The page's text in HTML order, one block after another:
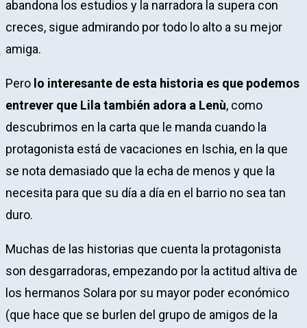
abandona los estudios y la narradora la supera con
creces, sigue admirando por todo lo alto a su mejor
amiga.
Pero lo interesante de esta historia es que podemos
entrever que Lila también adora a Lenù, como
descubrimos en la carta que le manda cuando la
protagonista está de vacaciones en Ischia, en la que
se nota demasiado que la echa de menos y que la
necesita para que su día a día en el barrio no sea tan
duro.
Muchas de las historias que cuenta la protagonista
son desgarradoras, empezando por la actitud altiva de
los hermanos Solara por su mayor poder económico
(que hace que se burlen del grupo de amigos de la